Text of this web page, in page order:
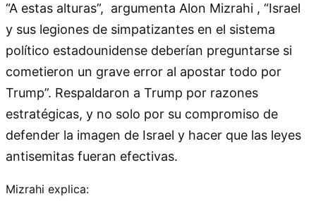
“A estas alturas”, argumenta Alon Mizrahi , “Israel
y sus legiones de simpatizantes en el sistema
político estadounidense deberían preguntarse si
cometieron un grave error al apostar todo por
Trump”. Respaldaron a Trump por razones
estratégicas, y no solo por su compromiso de
defender la imagen de Israel y hacer que las leyes
antisemitas fueran efectivas.
Mizrahi explica: